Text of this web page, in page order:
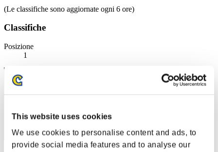
This website uses cookies
We use cookies to personalise content and ads, to
provide social media features and to analyse our
(Le classifiche sono aggiornate ogni 6 ore)
Classifiche
Posizione
1